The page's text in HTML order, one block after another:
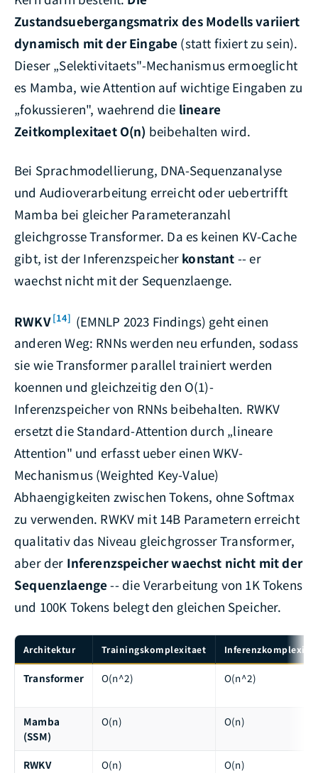
Zustandsuebergangsmatrix des Modells variiert
dynamisch mit der Eingabe (statt fixiert zu sein).
Dieser „Selektivitaets"-Mechanismus ermoeglicht
es Mamba, wie Attention auf wichtige Eingaben zu
„fokussieren", waehrend die lineare
Zeitkomplexitaet O(n) beibehalten wird.
Bei Sprachmodellierung, DNA-Sequenzanalyse
und Audioverarbeitung erreicht oder uebertrifft
Mamba bei gleicher Parameteranzahl
gleichgrosse Transformer. Da es keinen KV-Cache
gibt, ist der Inferenzspeicher konstant -- er
waechst nicht mit der Sequenzlaenge.
RWKV[14] (EMNLP 2023 Findings) geht einen
anderen Weg: RNNs werden neu erfunden, sodass
sie wie Transformer parallel trainiert werden
koennen und gleichzeitig den O(1)-
Inferenzspeicher von RNNs beibehalten. RWKV
ersetzt die Standard-Attention durch „lineare
Attention" und erfasst ueber einen WKV-
Mechanismus (Weighted Key-Value)
Abhaengigkeiten zwischen Tokens, ohne Softmax
zu verwenden. RWKV mit 14B Parametern erreicht
qualitativ das Niveau gleichgrosser Transformer,
aber der Inferenzspeicher waechst nicht mit der
Sequenzlaenge-- die Verarbeitung von 1K Tokens
und 100K Tokens belegt den gleichen Speicher.
Architektur Trainingskomplexitaet
Transformer O(n^2) O(n^2)
Mamba
(SSM)
O(n) O(n)
RWKV O(n) O(n)